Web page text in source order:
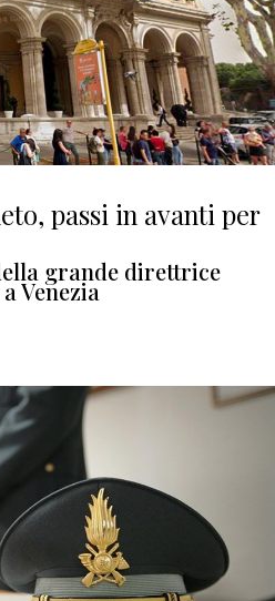
passi in avanti per
grande direttrice
Venezia